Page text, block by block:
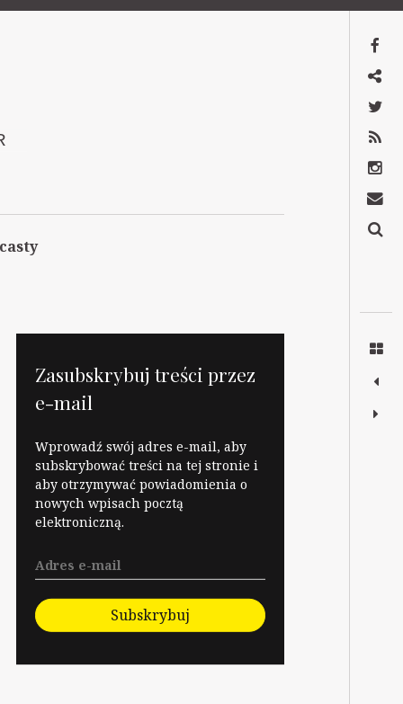
Zasubskrybuj treści przez
e-mail
Wprowadź swój adres e-mail, aby
subskrybować treści na tej stronie i
aby otrzymywać powiadomienia o
nowych wpisach pocztą
elektroniczną.
Subskrybuj